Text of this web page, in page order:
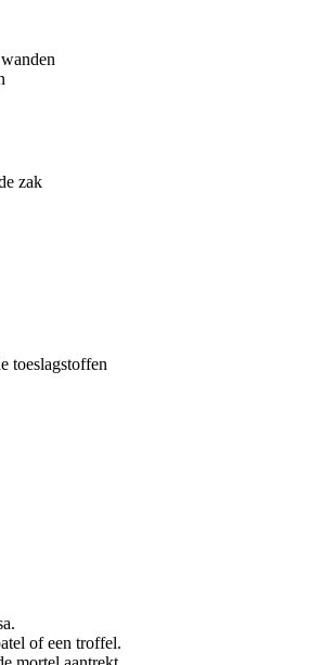
zak
toeslagstoffen
of een troffel.